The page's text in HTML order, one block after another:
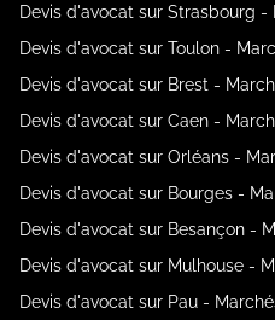
Devis d'avocat sur Strasbourg -
Devis d'avocat sur Toulon -
Devis d'avocat sur Brest -
Devis d'avocat sur Caen -
Devis d'avocat sur Orléans -
Devis d'avocat sur Bourges -
Devis d'avocat sur Besançon -
Devis d'avocat sur Mulhouse -
Devis d'avocat sur Pau -